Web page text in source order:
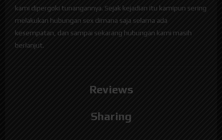
kami dipergoki tunangannya. Sejak kejadian itu kamipun sering
melakukan hubungan sex dimana saja selama ada
kesempatan, dan sampai sekarang hubungan kami masih
berlanjut.
Reviews
Sharing